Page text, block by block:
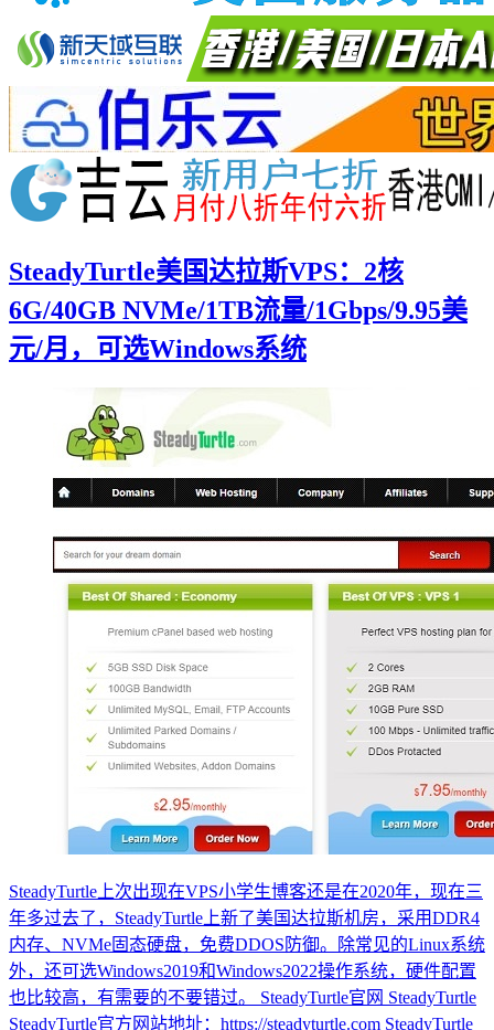
SteadyTurtle美国达拉斯VPS：2核
6G/40GB NVMe/1TB流量/1Gbps/9.95美
元/月，可选Windows系统
SteadyTurtle上次出现在VPS小学生博客还是在2020年，现在三
年多过去了，SteadyTurtle上新了美国达拉斯机房，采用DDR4
内存、NVMe固态硬盘，免费DDOS防御。除常见的Linux系统
外，还可选Windows2019和Windows2022操作系统，硬件配置
也比较高，有需要的不要错过。 SteadyTurtle官网 SteadyTurtle
SteadyTurtle官方网站地址：https://steadyturtle.com SteadyTurtle